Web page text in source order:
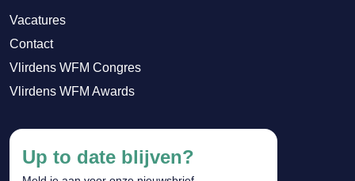
Vacatures
Contact
Vlirdens WFM Congres
Vlirdens WFM Awards
Up to date blijven?